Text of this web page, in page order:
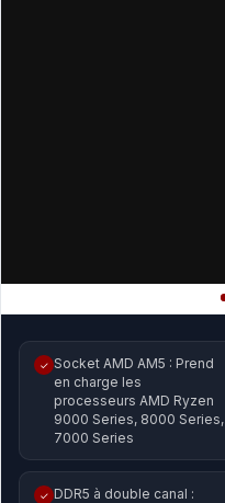
✓ Socket AMD AM5 : Prend
en charge les
processeurs AMD Ryzen
9000 Series, 8000 Series,
7000 Series
✓ DDR5 à double canal :